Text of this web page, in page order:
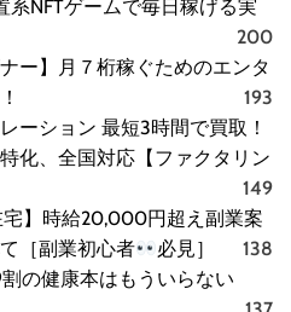
系NFTゲームで毎日稼げる実
200
ー】月７桁稼ぐためのエンタ
193
ーション 最短3時間で買取！
化、全国対応【ファクタリン
149
宅】時給20,000円超え副業案
［副業初心者
必見］
138
の健康本はもういらない